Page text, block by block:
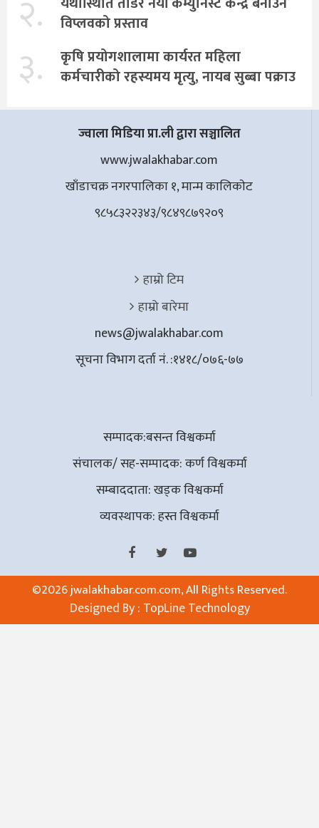
२.
विप्लवको प्रस्ताव
३.
कृषि प्रयोगशालामा कार्यरत महिला
कर्मचारीको रहस्यमय मृत्यु, नायब सुब्बा पक्राउ
ज्वाला मिडिया प्रा.ली द्वारा सञ्चालित
www.jwalakhabar.com
खाँडाचक्र नगरपालिका १, मान्म कालिकाेट
९८५८३२२३४३/९८४९८७९२०९
हाम्रो टिम
हाम्रो बारेमा
news@jwalakhabar.com
सूचना विभाग दर्ता नं. :१४१८/०७६-७७
सम्पादक:बसन्त विश्वकर्मा
संचालक/ सह-सम्पादक: कर्ण विश्वकर्मा
सम्बाददाता: खड्क विश्वकर्मा
व्यवस्थापक: हस्त विश्वकर्मा
©2026 jwalakhabar.com.com, All Rights Reserved.
Designed By : TopLine Technology